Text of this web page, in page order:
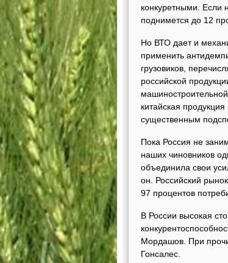
конкуретными. Если
поднимется до 12
Но ВТО дает и
применить
грузовиков,
российской
китайская
существенным
Пока Россия не
наших чиновников
объединила свои
он. Российский
97 процентов
В России высокая
Мордашов. При
Гонсалес.